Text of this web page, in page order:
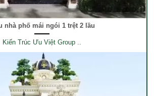
nhà phố mái ngói 1 trệt 2 lầu
Kiến Trúc Ưu Việt Group ..